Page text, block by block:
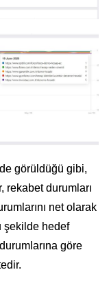
görüldüğü gibi,
rekabet durumları
net olarak
şekilde hedef
göre